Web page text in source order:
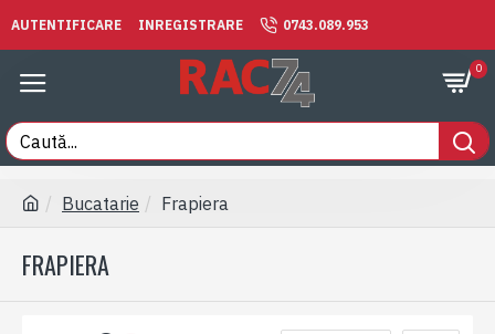
AUTENTIFICARE INREGISTRARE 0743.089.953
0
Bucatarie Frapiera
FRAPIERA